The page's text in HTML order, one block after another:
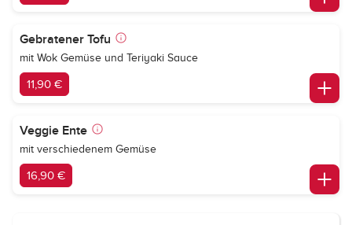
Gebratener Tofu
mit Wok Gemüse und Teriyaki Sauce
11,90 €
Veggie Ente
mit verschiedenem Gemüse
16,90 €